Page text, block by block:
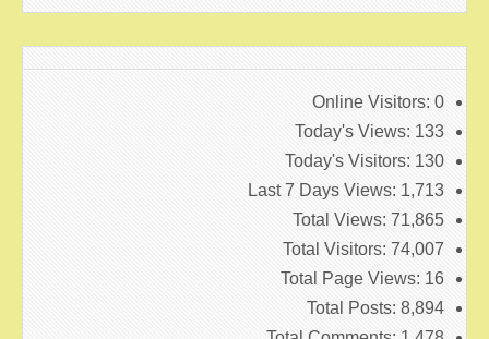
Online Visitors: 0
Today's Views: 133
Today's Visitors: 130
Last 7 Days Views: 1,713
Total Views: 71,865
Total Visitors: 74,007
Total Page Views: 16
Total Posts: 8,894